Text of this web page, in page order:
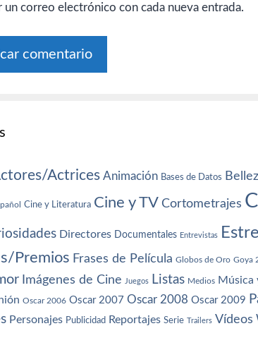
un correo electrónico con cada nueva entrada.
Actrices Animación Bases de Datos
Cine y Literatura Cine y TV Cortometrajes
Directores Documentales Entrevistas
Premios Frases de Película Globos de Oro Goya
Imágenes de Cine Juegos Listas Medios Música
Oscar 2006 Oscar 2007 Oscar 2008 Oscar 2009
Personajes Publicidad Reportajes Serie Trailers Vídeos